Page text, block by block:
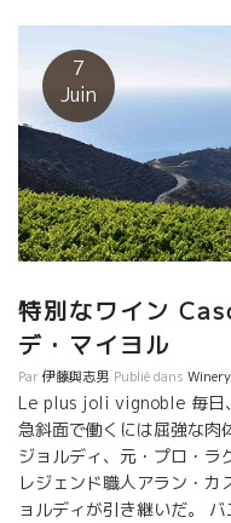
向かう。 山道をくねくね
したクロ・ド・タイラッ
いたがその後この区画の
た。ドメーヌが所有する
る。 実際に来てみると傾
ているの？？まさに命懸け
ィが2016年に復活させた
たジョルディがワインが出
というエピソードがある。
この区画にしか出せない味
グランヴァンのように軽快
でいる。 その後カーヴに戻
ヴェを含む2017年ヴィン
ースはサンフォニーにて
待！
7
Juin
特別なワイン
デ・マイヨル
Par伊藤與志男 Publié dans Winery
Le plus joli vignoble 毎日
急斜面で働くには屈強な
ジョルディ、元・プロ・
レジェンド職人アラン・
ョルディが引き継いだ。